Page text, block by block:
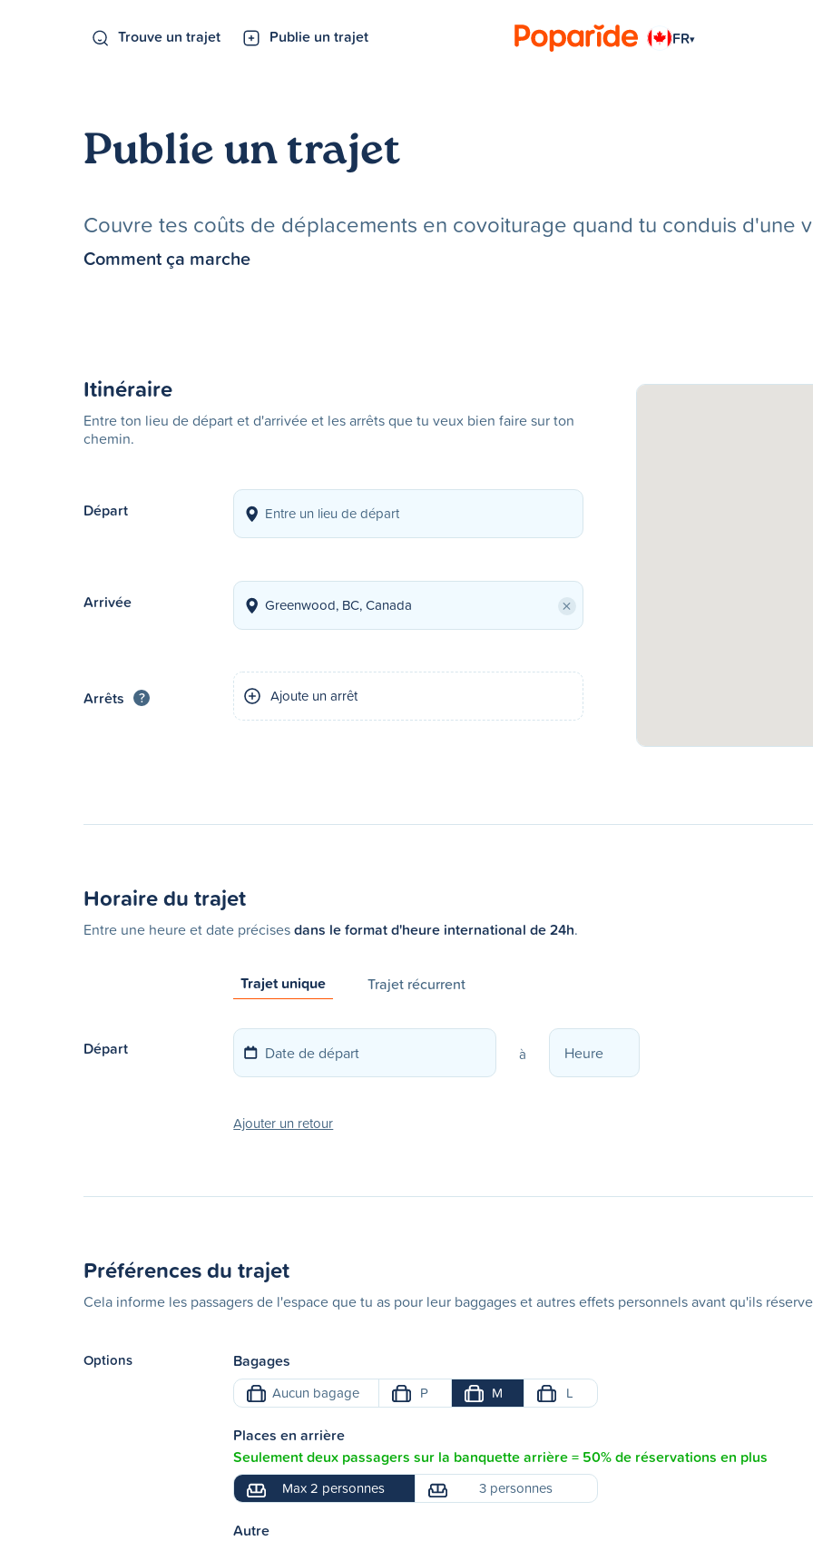
Trouve un trajet Publie un trajet FR▾
Publie un trajet
Couvre tes coûts de déplacements en covoiturage quand tu conduis d'une
Comment ça marche
Itinéraire
Entre ton lieu de départ et d'arrivée et les arrêts que tu veux bien faire sur ton
chemin.
Départ
Arrivée ×
Arrêts ? Ajoute un arrêt
Horaire du trajet
Entre une heure et date précisesdans le format d'heure international de 24h.
Trajet unique Trajet récurrent
Départ à
Ajouter un retour
Préférences du trajet
Cela informe les passagers de l'espace que tu as pour leur baggages et autres effets personnels avant qu'ils
Options Bagages
Aucun bagage P M L
Places en arrière
Seulement deux passagers sur la banquette arrière = 50% de réservations en plus
Max 2 personnes 3 personnes
Autre